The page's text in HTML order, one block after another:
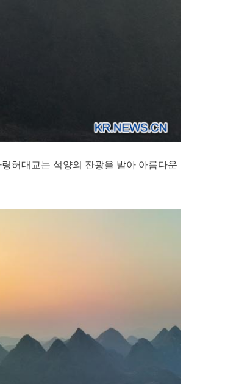
허대교는 석양의 잔광을 받아 아름다운